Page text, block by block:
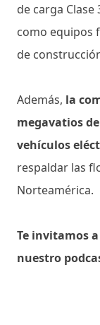
de carga
como equipos
de
Además, la
megavatios
vehículos
respaldar las
Norteamérica.
Te invitamos
nuestro